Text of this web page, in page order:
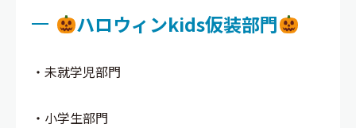
ハロウィンkids仮装部門
・未就学児部門
・小学生部門